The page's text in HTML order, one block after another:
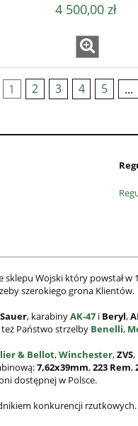
4 500,00 zł
1 2 3 4 5 ...
Wojski który powstał w
szerokiego grona Klientów.
, karabinyAK-47 i Beryl,
Państwo strzelby Benelli,
& Bellot,Winchester,ZVS,
7,62x39mm,223 Rem,
dostępnej w Polsce.
konkurencji